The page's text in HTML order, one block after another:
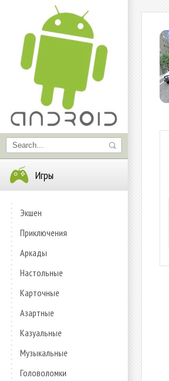
Игры
Экшен
Приключения
Аркады
Настольные
Карточные
Азартные
Казуальные
Музыкальные
Головоломки